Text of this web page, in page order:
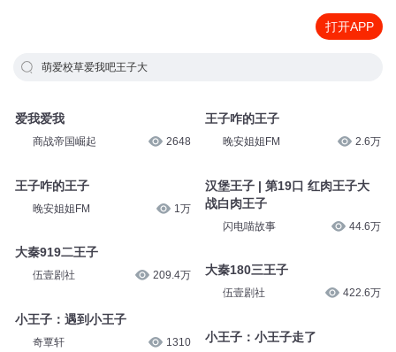
打开APP
萌爱校草爱我吧王子大
爱我爱我
商战帝国崛起 2648
王子咋的王子
晚安姐姐FM 1万
大秦919二王子
伍壹剧社 209.4万
小王子：遇到小王子
奇覃轩 1310
王子咋的王子
晚安姐姐FM 2.6万
汉堡王子 | 第19口 红肉王子大
战白肉王子
闪电喵故事 44.6万
大秦180三王子
伍壹剧社 422.6万
小王子：小王子走了